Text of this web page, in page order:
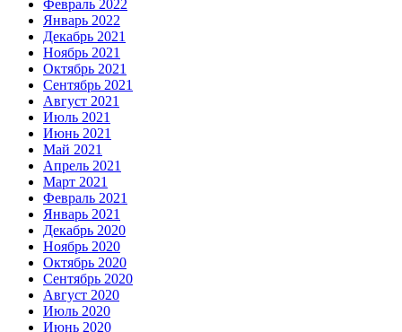
Февраль 2022
Январь 2022
Декабрь 2021
Ноябрь 2021
Октябрь 2021
Сентябрь 2021
Август 2021
Июль 2021
Июнь 2021
Май 2021
Апрель 2021
Март 2021
Февраль 2021
Январь 2021
Декабрь 2020
Ноябрь 2020
Октябрь 2020
Сентябрь 2020
Август 2020
Июль 2020
Июнь 2020